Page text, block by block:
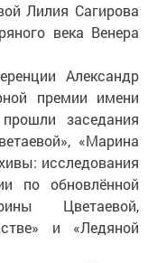
Лилия Сагирова
века Венера
Александр
премии имени
заседания
«Марина
исследования
по обновлённой
Цветаевой,
и «Ледяной